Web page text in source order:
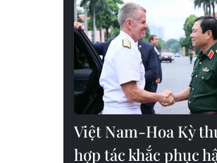
Việt Nam-Hoa Kỳ
hợp tác khắc phục